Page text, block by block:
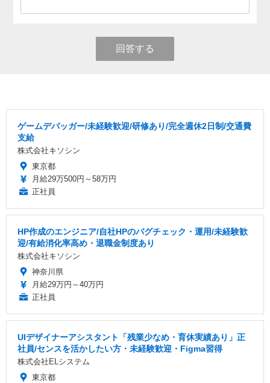
回答する
ゲームデバッガー/未経験歓迎/研修あり/完全週休2日制/交通費
支給
株式会社キソシン
東京都
月給29万500円～58万円
正社員
HP作成のエンジニア/自社HPのバグチェック・運用/未経験歓
迎/有給消化率高め・退職金制度あり
株式会社キソシン
神奈川県
月給29万円～40万円
正社員
UIデザイナーアシスタント「残業少なめ・育休実績あり」正
社員/センスを活かしたい方・未経験歓迎・Figma習得
株式会社ELシステム
東京都